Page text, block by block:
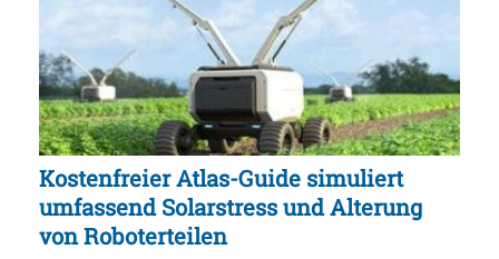
Kostenfreier Atlas-Guide simuliert
umfassend Solarstress und Alterung
von Roboterteilen